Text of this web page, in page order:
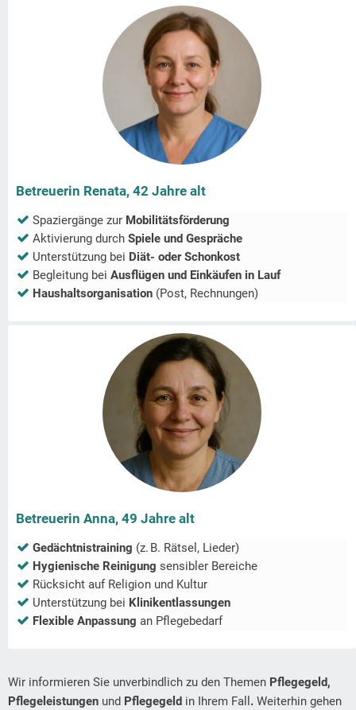
Betreuerin Renata, 42 Jahre alt
Spaziergänge zur Mobilitätsförderung
Aktivierung durch Spiele und Gespräche
Unterstützung bei Diät- oder Schonkost
Begleitung bei Ausflügen und Einkäufen in Lauf
Haushaltsorganisation (Post, Rechnungen)
Betreuerin Anna, 49 Jahre alt
Gedächtnistraining (z. B. Rätsel, Lieder)
Hygienische Reinigung sensibler Bereiche
Rücksicht auf Religion und Kultur
Unterstützung bei Klinikentlassungen
Flexible Anpassung an Pflegebedarf
Wir informieren Sie unverbindlich zu den Themen Pflegegeld,
Pflegeleistungen und Pflegegeld in Ihrem Fall . Weiterhin gehen